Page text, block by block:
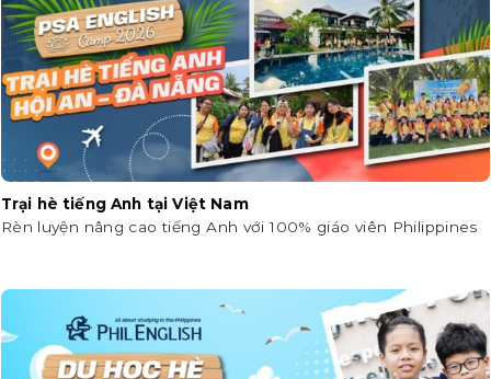
Trại hè tiếng Anh tại Việt Nam
Rèn luyện nâng cao tiếng Anh với 100% giáo viên Philippines